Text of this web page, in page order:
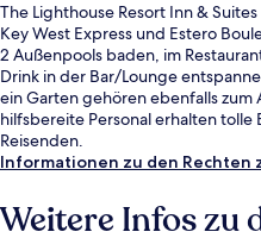
The Lighthouse Resort Inn &
Key West Express und Estero
2 Außenpools baden, im
Drink in der Bar/Lounge
ein Garten gehören ebenfalls zum
hilfsbereite Personal erhalten
Reisenden.
Informationen zu den Rechten
Weitere Infos zu